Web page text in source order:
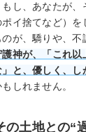
し、あなたが、
イ捨てなど）を
が、驕りや、不
神が、「これ
と、優しく、
しれません。
土地との“